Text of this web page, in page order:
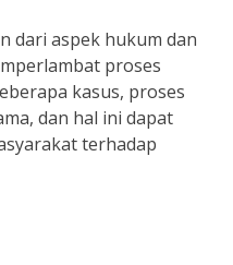
dari aspek hukum dan
proses
kasus, proses
dan hal ini dapat
terhadap